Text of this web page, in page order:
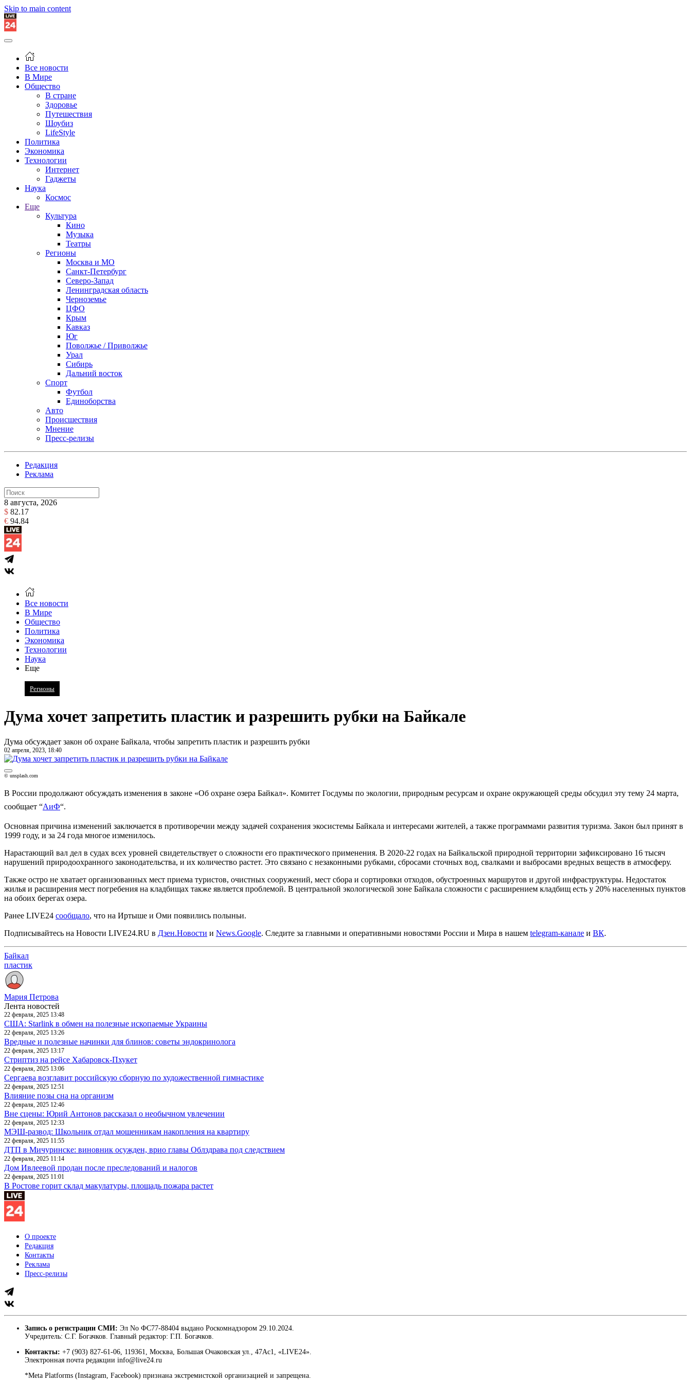
Skip to main content
Все новости
В Мире
Общество
В стране
Здоровье
Путешествия
Шоубиз
LifeStyle
Политика
Экономика
Технологии
Интернет
Гаджеты
Наука
Космос
Еще
Культура
Кино
Музыка
Театры
Регионы
Москва и МО
Санкт-Петербург
Северо-Запад
Ленинградская область
Черноземье
ЦФО
Крым
Кавказ
Юг
Поволжье / Приволжье
Урал
Сибирь
Дальний восток
Спорт
Футбол
Единоборства
Авто
Происшествия
Мнение
Пресс-релизы
Редакция
Реклама
8 августа, 2026
$ 82.17
€ 94.84
Все новости
В Мире
Общество
Политика
Экономика
Технологии
Наука
Еще
Регионы
Дума хочет запретить пластик и разрешить рубки на Байкале
Дума обсуждает закон об охране Байкала, чтобы запретить пластик и разрешить рубки
02 апреля, 2023, 18:40
© unsplash.com
В России продолжают обсуждать изменения в законе «Об охране озера Байкал». Комитет Госдумы по экологии, природным ресурсам и охране окружающей среды обсудил эту тему 24 марта,
сообщает “АиФ“.
Основная причина изменений заключается в противоречии между задачей сохранения экосистемы Байкала и интересами жителей, а также программами развития туризма. Закон был принят в
1999 году, и за 24 года многое изменилось.
Нарастающий вал дел в судах всех уровней свидетельствует о сложности его практического применения. В 2020-22 годах на Байкальской природной территории зафиксировано 16 тысяч
нарушений природоохранного законодательства, и их количество растет. Это связано с незаконными рубками, сбросами сточных вод, свалками и выбросами вредных веществ в атмосферу.
Также остро не хватает организованных мест приема туристов, очистных сооружений, мест сбора и сортировки отходов, обустроенных маршрутов и другой инфраструктуры. Недостаток
жилья и расширения мест погребения на кладбищах также является проблемой. В центральной экологической зоне Байкала сложности с расширением кладбищ есть у 20% населенных пунктов
на обоих берегах озера.
Ранее LIVE24 сообщало, что на Иртыше и Оми появились полыньи.
Подписывайтесь на Новости LIVE24.RU в Дзен.Новости и News.Google. Следите за главными и оперативными новостями России и Мира в нашем telegram-канале и ВК.
Байкал
пластик
Мария Петрова
Лента новостей
22 февраля, 2025 13:48
США: Starlink в обмен на полезные ископаемые Украины
22 февраля, 2025 13:26
Вредные и полезные начинки для блинов: советы эндокринолога
22 февраля, 2025 13:17
Стриптиз на рейсе Хабаровск-Пхукет
22 февраля, 2025 13:06
Сергаева возглавит российскую сборную по художественной гимнастике
22 февраля, 2025 12:51
Влияние позы сна на организм
22 февраля, 2025 12:46
Вне сцены: Юрий Антонов рассказал о необычном увлечении
22 февраля, 2025 12:33
МЭШ-развод: Школьник отдал мошенникам накопления на квартиру
22 февраля, 2025 11:55
ДТП в Мичуринске: виновник осужден, врио главы Облздрава под следствием
22 февраля, 2025 11:14
Дом Ивлеевой продан после преследований и налогов
22 февраля, 2025 11:01
В Ростове горит склад макулатуры, площадь пожара растет
О проекте
Редакция
Контакты
Реклама
Пресс-релизы
Запись о регистрации СМИ: Эл No ФС77-88404 выдано Роскомнадзором 29.10.2024.
Учредитель: С.Г. Богачков. Главный редактор: Г.П. Богачков.
Контакты: +7 (903) 827-61-06, 119361, Москва, Большая Очаковская ул., 47Ас1, «LIVE24».
Электронная почта редакции info@live24.ru
*Meta Platforms (Instagram, Facebook) признана экстремистской организацией и запрещена.